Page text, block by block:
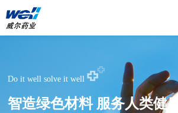
Do it well solve it well
智造绿色材料 服务人类健康